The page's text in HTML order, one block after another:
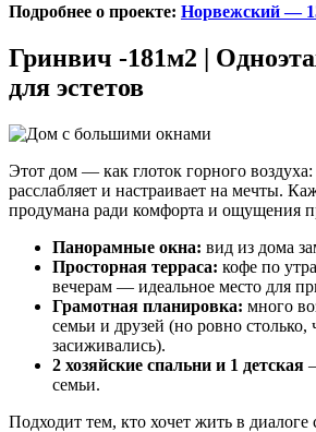
Подробнее о проекте: Норвежский —
Гринвич -181м2 |
для эстетов
Этот дом — как глоток горного воздуха:
расслабляет и настраивает на мечты.
продумана ради комфорта и ощущения
Панорамные окна: вид из дома
Просторная терраса: кофе по
вечерам — идеальное место для
Грамотная планировка: много
семьи и друзей (но ровно столько,
засиживались).
2 хозяйские спальни и 1 детская
семьи.
Подходит тем, кто хочет жить в диалоге